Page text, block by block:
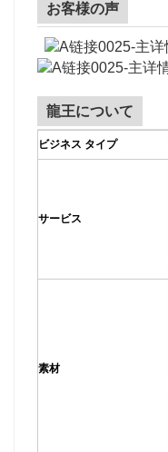
お客様の声
龍王について
ビジネス タイプ
サービス
素材